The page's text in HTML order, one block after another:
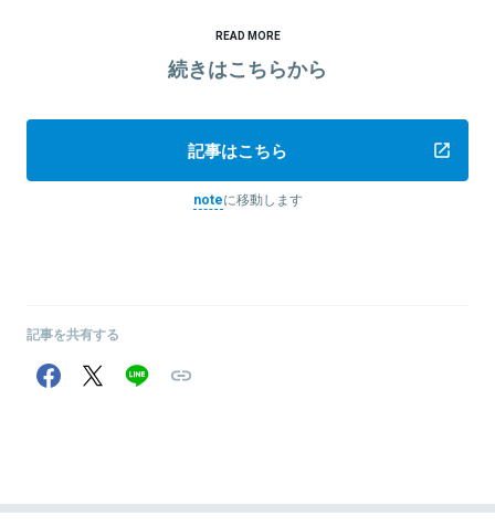
READ MORE
続きはこちらから
記事はこちら
noteに移動します
記事を共有する